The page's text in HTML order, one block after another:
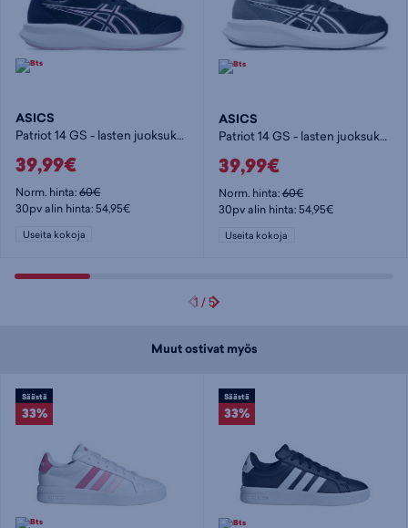
ASICS
Patriot 14 GS - lasten juoksukengät
39,99€
Norm. hinta:60€
30pv alin hinta: 54,95€
Useita kokoja
ASICS
Patriot 14 GS - lasten juoksukengät
39,99€
Norm. hinta:60€
30pv alin hinta: 54,95€
Useita kokoja
1 /5
Muut ostivat myös
Säästä
33%
Säästä
33%